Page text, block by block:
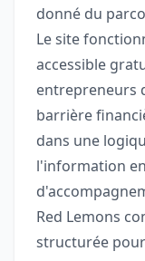
donné du
Le site
accessible
entrepreneurs
barrière
dans une
l'information
Red Lemons
structurée